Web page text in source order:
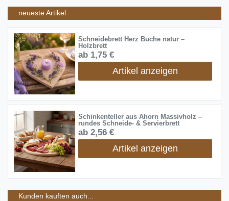
neueste Artikel
Schneidebrett Herz Buche natur –
Holzbrett
ab 1,75 €
Artikel anzeigen
Schinkenteller aus Ahorn Massivholz –
rundes Schneide- & Servierbrett
ab 2,56 €
Artikel anzeigen
Kunden kauften auch...